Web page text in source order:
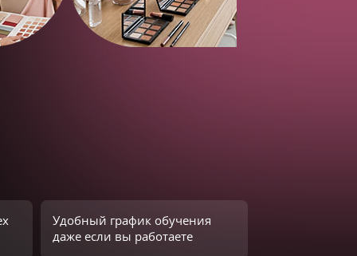
Удобный график обучения
даже если вы работаете